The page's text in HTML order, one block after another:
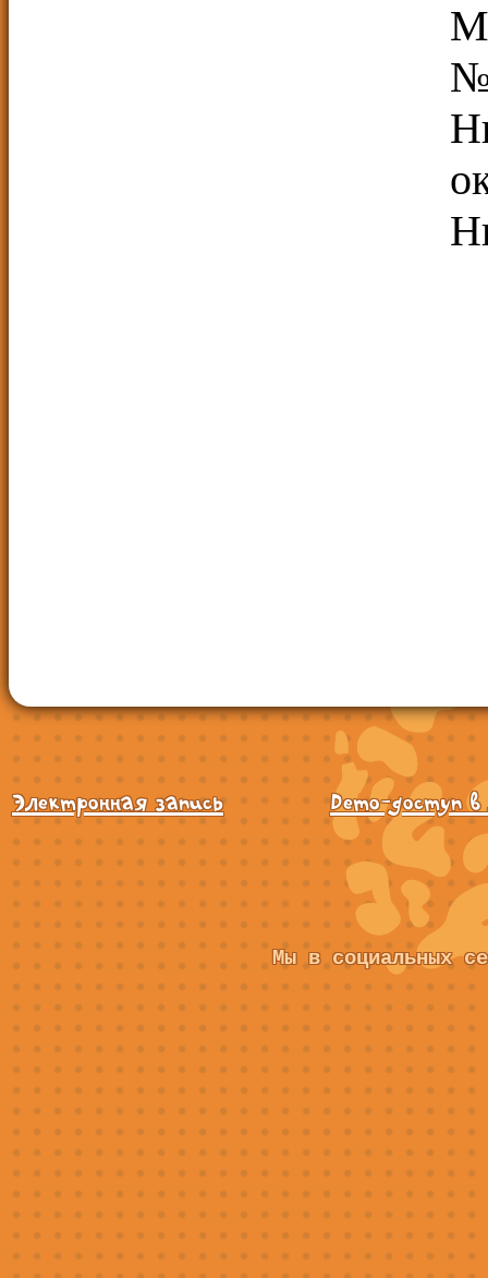
Электронная запись Demo-доступ
Мы в социальных